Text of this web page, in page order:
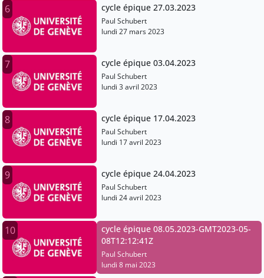
6 cycle épique 27.03.2023
Paul Schubert
lundi 27 mars 2023
7 cycle épique 03.04.2023
Paul Schubert
lundi 3 avril 2023
8 cycle épique 17.04.2023
Paul Schubert
lundi 17 avril 2023
9 cycle épique 24.04.2023
Paul Schubert
lundi 24 avril 2023
10
cycle épique 08.05.2023-GMT2023-05-
08T12:12:41Z
Paul Schubert
lundi 8 mai 2023